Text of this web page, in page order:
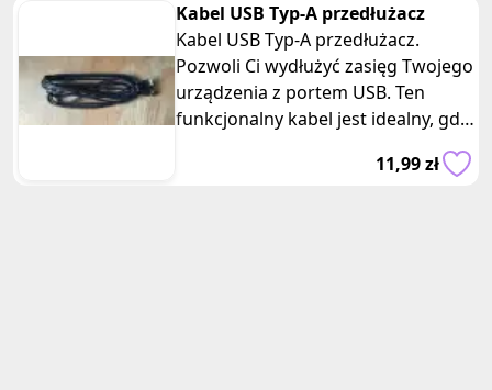
Kabel USB Typ-A przedłużacz
Kabel USB Typ-A przedłużacz.
Pozwoli Ci wydłużyć zasięg Twojego
urządzenia z portem USB. Ten
funkcjonalny kabel jest idealny, gdy
potrzebujesz dodatkowej długoś
11,99 zł